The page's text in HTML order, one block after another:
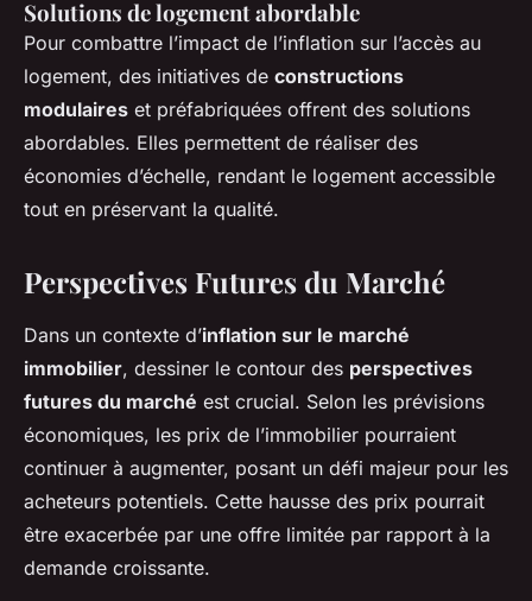
Solutions de logement abordable
Pour combattre l’impact de l’inflation sur l’accès au
logement, des initiatives de constructions
modulaires et préfabriquées offrent des solutions
abordables. Elles permettent de réaliser des
économies d’échelle, rendant le logement accessible
tout en préservant la qualité.
Perspectives Futures du Marché
Dans un contexte d’inflation sur le marché
immobilier, dessiner le contour des perspectives
futures du marché est crucial. Selon les prévisions
économiques, les prix de l’immobilier pourraient
continuer à augmenter, posant un défi majeur pour les
acheteurs potentiels. Cette hausse des prix pourrait
être exacerbée par une offre limitée par rapport à la
demande croissante.